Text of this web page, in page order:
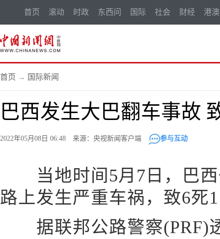
首页 滚动 时政 东西问 国际 社会 财经 港澳
首页 → 国际新闻
巴西发生大巴翻车事故
2022年05月08日 06:48 来源：央视新闻客户端 参与互动
当地时间5月7日，巴西
路上发生严重车祸，致6死
据联邦公路警察(PRF)